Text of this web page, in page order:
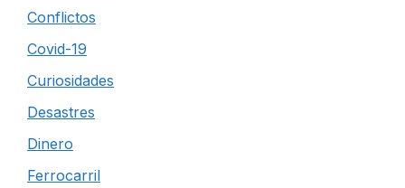
Conflictos
Covid-19
Curiosidades
Desastres
Dinero
Ferrocarril